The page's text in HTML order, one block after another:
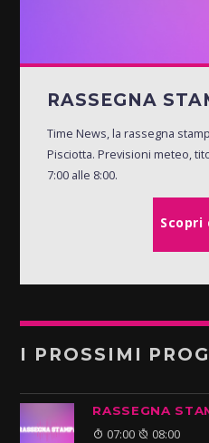
RASSEGNA
Time News, la rassegna
Pisciotta. Previsioni meteo,
7:00 alle 8:00.
Scopri
I PROSSIMI
RASSEGNA
07:00 08:00